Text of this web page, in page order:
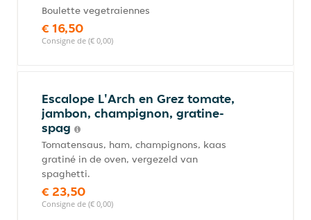
Boulette vegetraiennes
€ 16,50
Consigne de (€ 0,00)
Escalope L'Arch en Grez tomate,
jambon, champignon, gratine-
spag
Tomatensaus, ham, champignons, kaas
gratiné in de oven, vergezeld van
spaghetti.
€ 23,50
Consigne de (€ 0,00)